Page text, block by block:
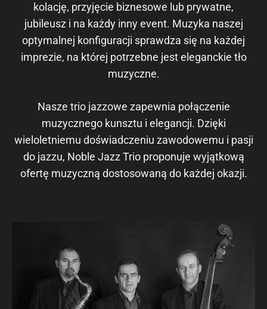
kolację, przyjęcie biznesowe lub prywatne,
jubileusz i na każdy inny event. Muzyka naszej
optymalnej konfiguracji sprawdza się na każdej
imprezie, na której potrzebne jest eleganckie tło
muzyczne.
Nasze trio jazzowe zapewnia połączenie
muzycznego kunsztu i elegancji. Dzięki
wieloletniemu doświadczeniu zawodowemu i pasji
do jazzu, Noble Jazz Trio proponuje wyjątkową
ofertę muzyczną dostosowaną do każdej okazji.